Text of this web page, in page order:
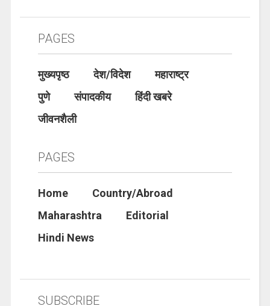
PAGES
मुख्यपृष्ठ देश/विदेश
महाराष्ट्र
पुणे
संपादकीय
हिंदी खबरे
जीवनशैली
PAGES
Home
Country/Abroad
Maharashtra
Editorial
Hindi News
SUBSCRIBE